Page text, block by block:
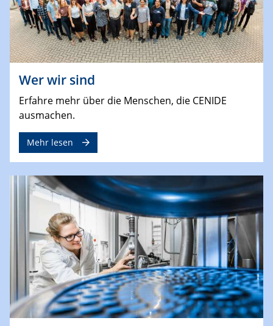
Wer wir sind
Erfahre mehr über die Menschen, die CENIDE
ausmachen.
Mehr lesen